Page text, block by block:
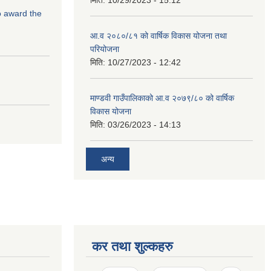
award the
आ.व २०८०/८१ को वार्षिक विकास योजना तथा
परियोजना
मिति: 10/27/2023 - 12:42
माण्डवी गाउँपालिकाको आ.व २०७९/८० को वार्षिक
विकास योजना
मिति: 03/26/2023 - 14:13
अन्य
कर तथा शुल्कहरु